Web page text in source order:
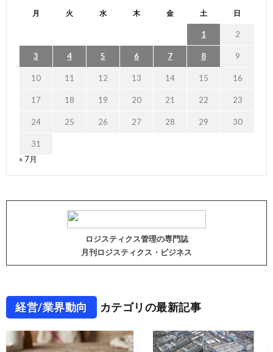
月 火 水 木 金 土 日
1 2
3 4 5 6 7 8 9
10 11 12 13 14 15 16
17 18 19 20 21 22 23
24 25 26 27 28 29 30
31
« 7月
ロジスティクス管理の専門誌
月刊ロジスティクス・ビジネス
経営/業界動向 カテゴリの最新記事